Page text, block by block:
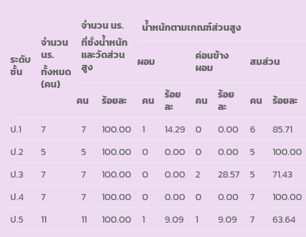
ระดับ
ชั้น
จำนวน
นร.
ทั้งหมด
(คน)
จำนวน นร.
ที่ชั่งน้ำหนัก
และวัดส่วน
สูง
น้ำหนักตามเกณฑ์ส่วนสูง
ผอม
ค่อนข้าง
ผอม
สมส่วน
คน ร้อยละ คน
ร้อย
ละ
คน
ร้อย
ละ
คน
ร้อยละ
ป.1
7 7 100.00 1 14.29 0 0.00 6
85.71
ป.2
5 5 100.00 0 0.00 0 0.00 5
100.00
ป.3
7 7 100.00 0 0.00 2 28.57 5
71.43
ป.4
7 7 100.00 0 0.00 0 0.00 7
100.00
ป.5
11 11 100.00 1 9.09 1 9.09 7
63.64